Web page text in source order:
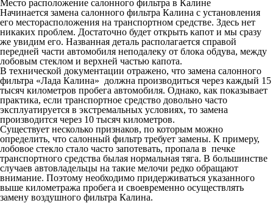
Место расположение салонного фильтра в Калине
Начинается замена салонного фильтра Калина с установления
его месторасположения на транспортном средстве. Здесь нет
никаких проблем. Достаточно будет открыть капот и мы сразу
же увидим его. Названная деталь располагается справой
передней части автомобиля неподалеку от блока обдува, между
лобовым стеклом и верхней частью капота.
В технической документации отражено, что замена салонного
фильтра «Лада Калина» должна производиться через каждый 15
тысяч километров пробега автомобиля. Однако, как показывает
практика, если транспортное средство довольно часто
эксплуатируется в экстремальных условиях, то замена
производится через 10 тысяч километров.
Существует несколько признаков, по которым можно
определить, что салонный фильтр требует замены. К примеру,
лобовое стекло стало часто запотевать, пропала в печке
транспортного средства былая нормальная тяга. В большинстве
случаев автовладельцы на такие мелочи редко обращают
внимание. Поэтому необходимо придерживаться указанного
выше километража пробега и своевременно осуществлять
замену воздушного фильтра Калина.